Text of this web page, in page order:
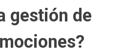
gestión de